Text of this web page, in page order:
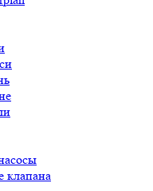
клапана